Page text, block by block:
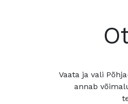
Vaata ja vali
annab